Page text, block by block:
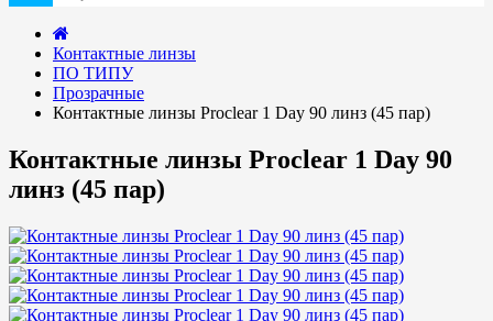
Контактные линзы
ПО ТИПУ
Прозрачные
Контактные линзы Proclear 1 Day 90 линз (45 пар)
Контактные линзы Proclear 1 Day 90
линз (45 пар)